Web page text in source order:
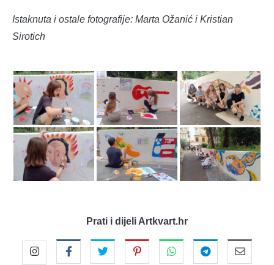
Istaknuta i ostale fotografije: Marta Ožanić i Kristian
Sirotich
Prati i dijeli Artkvart.hr